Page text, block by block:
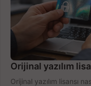
Orijinal yazılım
Orijinal yazılım lisansı